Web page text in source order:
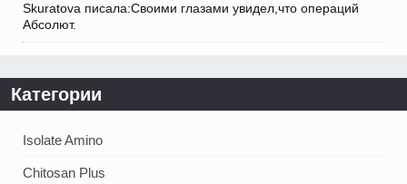
Skuratova писала:Своими глазами увидел,что операций
Абсолют.
Категории
Isolate Amino
Chitosan Plus